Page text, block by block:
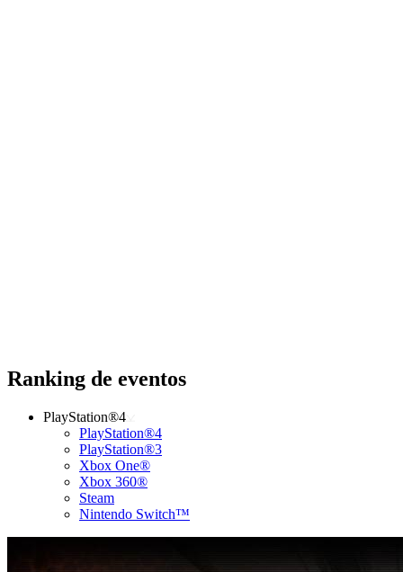
Ranking de eventos
PlayStation®4
PlayStation®4
PlayStation®3
Xbox One®
Xbox 360®
Steam
Nintendo Switch™